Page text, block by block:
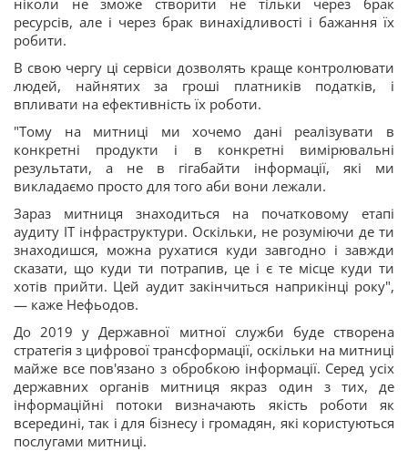
ніколи не зможе створити не тільки через брак
ресурсів, але і через брак винахідливості і бажання їх
робити.
В свою чергу ці сервіси дозволять краще контролювати
людей, найнятих за гроші платників податків, і
впливати на ефективність їх роботи.
"Тому на митниці ми хочемо дані реалізувати в
конкретні продукти і в конкретні вимірювальні
результати, а не в гігабайти інформації, які ми
викладаємо просто для того аби вони лежали.
Зараз митниця знаходиться на початковому етапі
аудиту ІТ інфраструктури. Оскільки, не розуміючи де ти
знаходишся, можна рухатися куди завгодно і завжди
сказати, що куди ти потрапив, це і є те місце куди ти
хотів прийти. Цей аудит закінчиться наприкінці року",
— каже Нефьодов.
До 2019 у Державної митної служби буде створена
стратегія з цифрової трансформації, оскільки на митниці
майже все пов'язано з обробкою інформації. Серед усіх
державних органів митниця якраз один з тих, де
інформаційні потоки визначають якість роботи як
всередині, так і для бізнесу і громадян, які користуються
послугами митниці.